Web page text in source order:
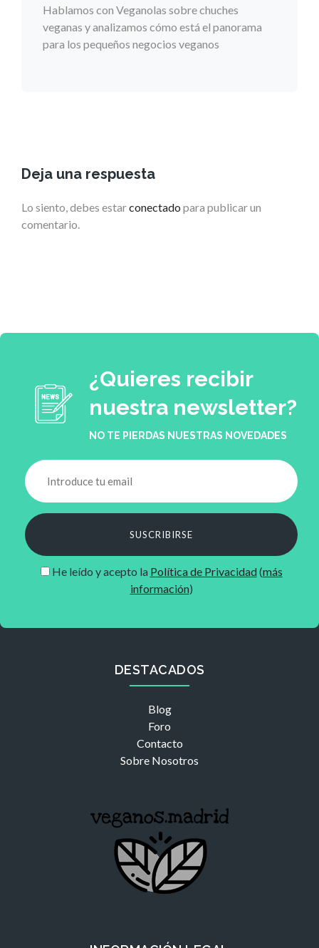
Hablamos con Veganolas sobre chuches
veganas y analizamos cómo está el panorama
para los pequeños negocios veganos
Deja una respuesta
Lo siento, debes estarconectado para publicar un
comentario.
¿Quieres recibir
nuestra newsletter?
NO TE PIERDAS NUESTRAS NOVEDADES
SUSCRIBIRSE
He leído y acepto la Política de Privacidad(más
información)
DESTACADOS
Blog
Foro
Contacto
Sobre Nosotros